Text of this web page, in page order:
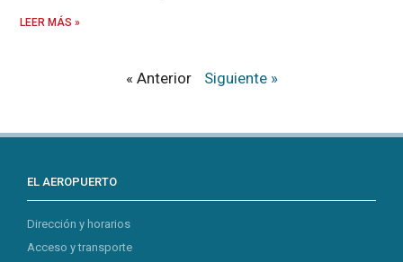
LEER MÁS »
« Anterior Siguiente »
EL AEROPUERTO
Dirección y horarios
Acceso y transporte